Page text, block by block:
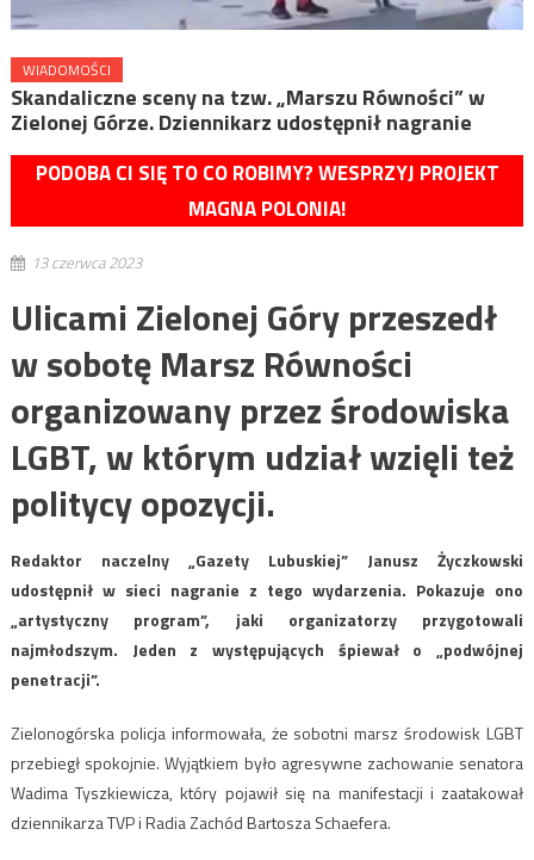
WIADOMOŚCI
Skandaliczne sceny na tzw. „Marszu Równości” w
Zielonej Górze. Dziennikarz udostępnił nagranie
PODOBA CI SIĘ TO CO ROBIMY? WESPRZYJ PROJEKT
MAGNA POLONIA!
13 czerwca 2023
Ulicami Zielonej Góry przeszedł
w sobotę Marsz Równości
organizowany przez środowiska
LGBT, w którym udział wzięli też
politycy opozycji.
Redaktor naczelny „Gazety Lubuskiej” Janusz Życzkowski
udostępnił w sieci nagranie z tego wydarzenia. Pokazuje ono
„artystyczny program”, jaki organizatorzy przygotowali
najmłodszym. Jeden z występujących śpiewał o „podwójnej
penetracji”.
Zielonogórska policja informowała, że sobotni marsz środowisk LGBT
przebiegł spokojnie. Wyjątkiem było agresywne zachowanie senatora
Wadima Tyszkiewicza, który pojawił się na manifestacji i zaatakował
dziennikarza TVP i Radia Zachód Bartosza Schaefera.